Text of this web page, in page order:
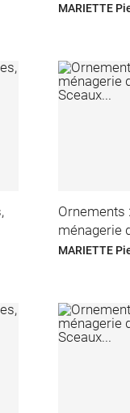
MARIETTE
Ornements
ménagerie
MARIETTE